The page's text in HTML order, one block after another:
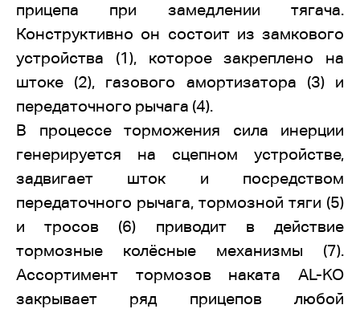
прицепа при замедлении тягача.
Конструктивно он состоит из замкового
устройства (1), которое закреплено на
штоке (2), газового амортизатора (3) и
передаточного рычага (4).
В процессе торможения сила инерции
генерируется на сцепном устройстве,
задвигает шток и посредством
передаточного рычага, тормозной тяги (5)
и тросов (6) приводит в действие
тормозные колёсные механизмы (7).
Ассортимент тормозов наката AL-KO
закрывает ряд прицепов любой